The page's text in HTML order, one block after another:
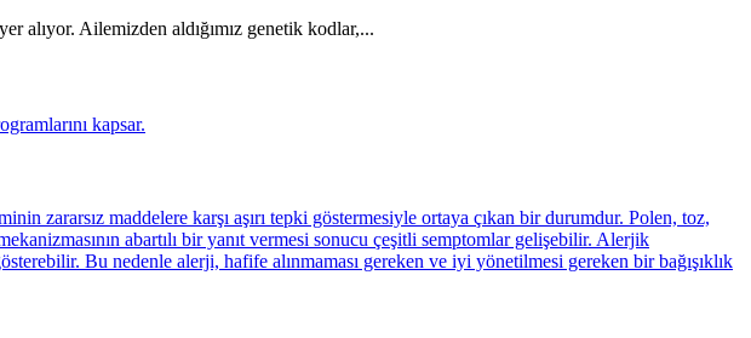
alıyor. Ailemizden aldığımız genetik kodlar,...